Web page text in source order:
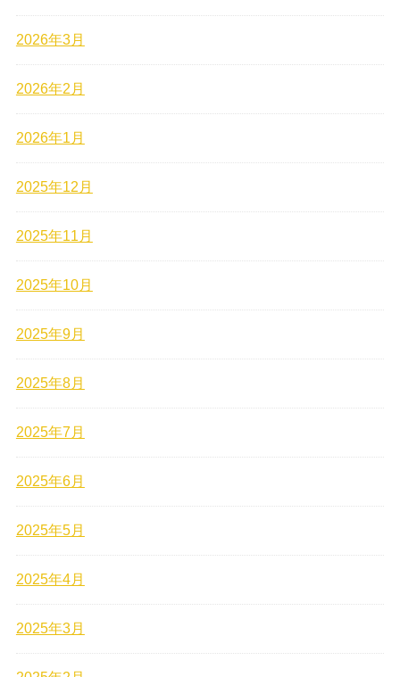
2026年3月
2026年2月
2026年1月
2025年12月
2025年11月
2025年10月
2025年9月
2025年8月
2025年7月
2025年6月
2025年5月
2025年4月
2025年3月